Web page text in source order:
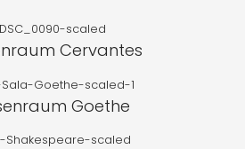
Cervantes
Goethe